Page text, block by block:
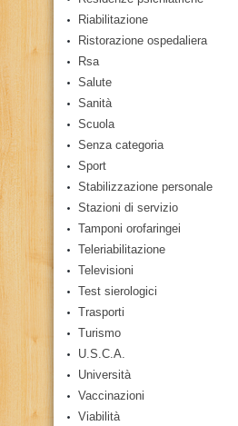
Riabilitazione
Ristorazione ospedaliera
Rsa
Salute
Sanità
Scuola
Senza categoria
Sport
Stabilizzazione personale
Stazioni di servizio
Tamponi orofaringei
Teleriabilitazione
Televisioni
Test sierologici
Trasporti
Turismo
U.S.C.A.
Università
Vaccinazioni
Viabilità